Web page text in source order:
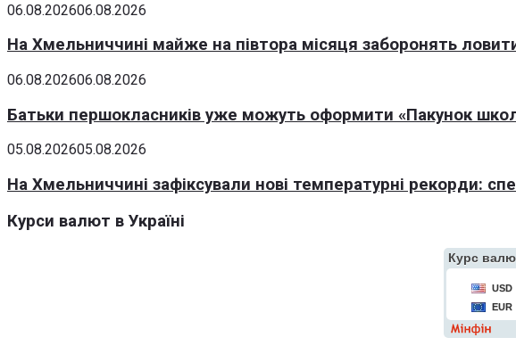
06.08.202606.08.2026
На Хмельниччині майже на півтора місяця заборонять
06.08.202606.08.2026
Батьки першокласників уже можуть оформити «Пакунок
05.08.202605.08.2026
На Хмельниччині зафіксували нові температурні рекорди:
Курси валют в Україні